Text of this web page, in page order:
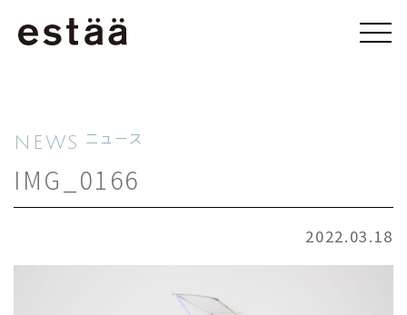
NEWS ニュース
IMG_0166
2022.03.18